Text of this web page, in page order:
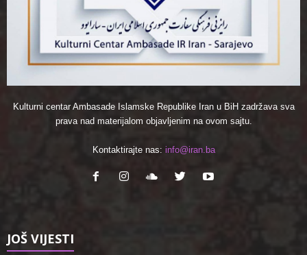
Kulturni centar Ambasade Islamske Republike Iran u BiH zadržava sva
prava nad materijalom objavljenim na ovom sajtu.
Kontaktirajte nas: info@iran.ba
JOŠ VIJESTI